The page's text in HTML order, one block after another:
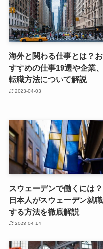
海外と関わる仕事とは？お
すすめの仕事19選や企業、
転職方法について解説
2023-04-03
スウェーデンで働くには？
日本人がスウェーデン就職
する方法を徹底解説
2023-04-14